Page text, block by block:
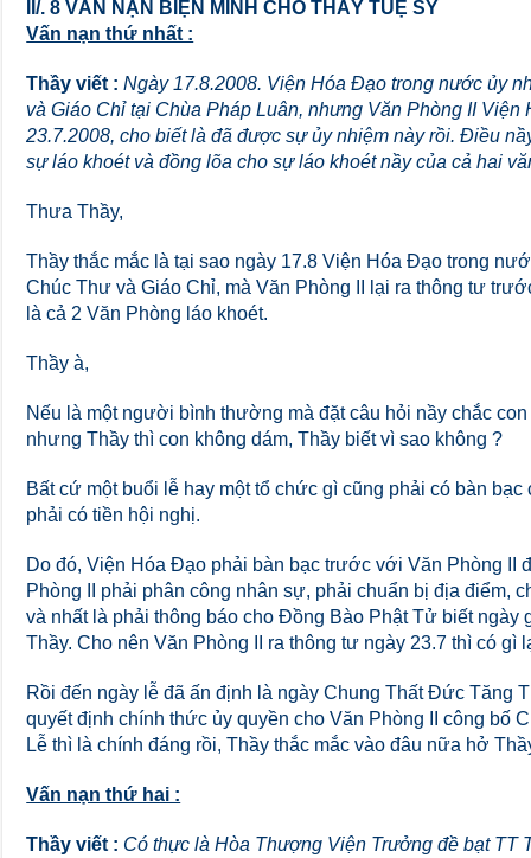
II/. 8 VẤN NẠN BIỆN MINH CHO THẦY TUỆ SỸ
Vấn nạn thứ nhất :
Thầy viết : Ngày 17.8.2008. Viện Hóa Đạo trong nước ủy
và Giáo Chỉ tại Chùa Pháp Luân, nhưng Văn Phòng II
23.7.2008, cho biết là đã được sự ủy nhiệm này rồi. Điều
sự láo khoét và đồng lõa cho sự láo khoét nầy của cả hai
Thưa Thầy,
Thầy thắc mắc là tại sao ngày 17.8 Viện Hóa Đạo trong
Chúc Thư và Giáo Chỉ, mà Văn Phòng II lại ra thông tư
là cả 2 Văn Phòng láo khoét.
Thầy à,
Nếu là một người bình thường mà đặt câu hỏi nầy chắc con
nhưng Thầy thì con không dám, Thầy biết vì sao không ?
Bất cứ một buổi lễ hay một tổ chức gì cũng phải có bàn
phải có tiền hội nghị.
Do đó, Viện Hóa Đạo phải bàn bạc trước với Văn Phòng II
Phòng II phải phân công nhân sự, phải chuẩn bị địa điểm,
và nhất là phải thông báo cho Đồng Bào Phật Tử biết
Thầy. Cho nên Văn Phòng II ra thông tư ngày 23.7 thì có gì
Rồi đến ngày lễ đã ấn định là ngày Chung Thất Đức Tăng
quyết định chính thức ủy quyền cho Văn Phòng II công bố
Lễ thì là chính đáng rồi, Thầy thắc mắc vào đâu nữa hở
Vấn nạn thứ hai :
Thầy viết : Có thực là Hòa Thượng Viện Trưởng đề bạt TT